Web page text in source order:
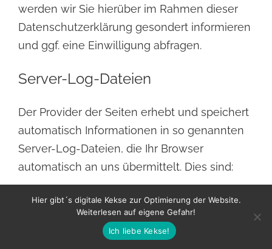
werden wir Sie hierüber im Rahmen dieser
Datenschutzerklärung gesondert informieren
und ggf. eine Einwilligung abfragen.
Server-Log-Dateien
Der Provider der Seiten erhebt und speichert
automatisch Informationen in so genannten
Server-Log-Dateien, die Ihr Browser
automatisch an uns übermittelt. Dies sind:
Browsertyp und Browserversion
verwendetes Betriebssystem
Referrer URL
Hier gibt´s digitale Kekse zur Optimierung der Website.
Weiterlesen auf eigene Gefahr!
Ich liebe Kekse!